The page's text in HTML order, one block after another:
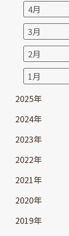
4月
3月
2月
1月
2025年
2024年
2023年
2022年
2021年
2020年
2019年